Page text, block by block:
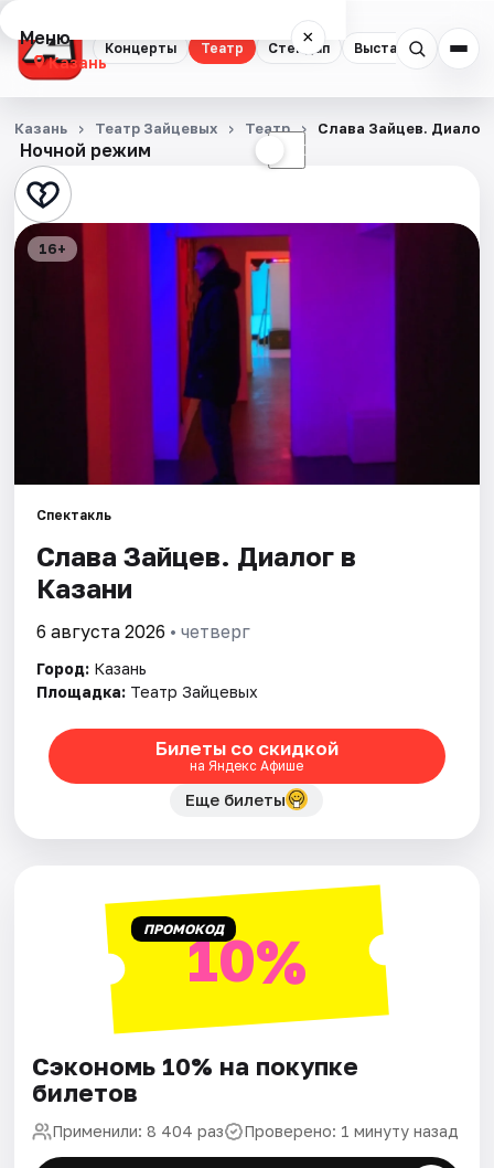
Концерты Театр Стендап Выставки
Меню ×
Казань
Концерты
Театр
Стендап
Города
Площадки
Рейтинги
Ночной режим ☾
Казань Театр Зайцевых Театр Слава Зайцев. Диалог
16+
Спектакль
Слава Зайцев. Диалог в
Казани
6 августа 2026 • четверг
Город: Казань
Площадка: Театр Зайцевых
Билеты со скидкой
на Яндекс Афише
Еще билеты
ПРОМОКОД10%
Сэкономь 10% на покупке
билетов
Применили: 8 404 раз Проверено: 1 минуту назад